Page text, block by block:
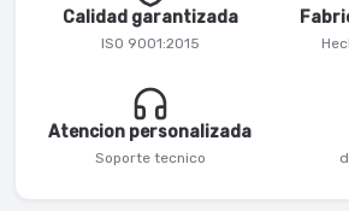
Calidad garantizada
ISO 9001:2015
Atencion personalizada
Soporte tecnico